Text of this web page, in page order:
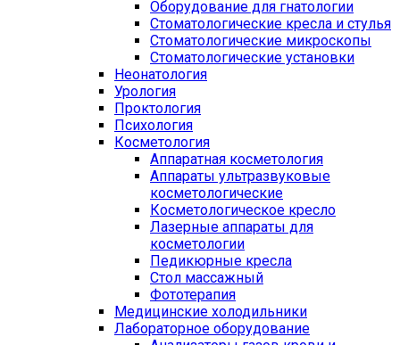
Оборудование для гнатологии
Стоматологические кресла и стулья
Стоматологические микроскопы
Стоматологические установки
Неонатология
Урология
Проктология
Психология
Косметология
Аппаратная косметология
Аппараты ультразвуковые
косметологические
Косметологическое кресло
Лазерные аппараты для
косметологии
Педикюрные кресла
Стол массажный
Фототерапия
Медицинские холодильники
Лабораторное оборудование